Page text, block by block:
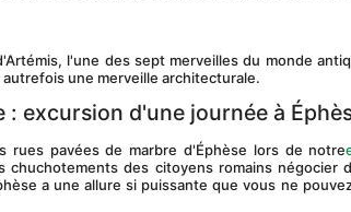
une merveille architecturale.
: excursion d'une journée à
rues pavées de marbre d'Éphèse lors de notre
chuchotements des citoyens romains négocier
a une allure si puissante que vous ne